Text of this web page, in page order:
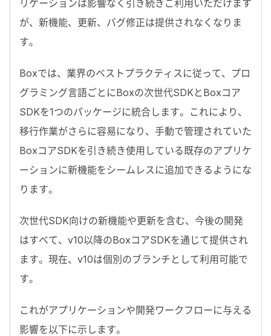
リケーションは影響なく引き続きご利用いただけます
が、新機能、更新、バグ修正は提供されなくなりま
す。
Boxでは、業界のベストプラクティスに従って、プロ
グラミング言語ごとにBoxの次世代SDKと Boxコア
SDKを1つのパッケージに統合します。これにより、
移行作業がさらに容易になり、手動で管理されていた
BoxコアSDKを引き続き使用している既存のアプリケ
ーションに新機能をシームレスに追加できるようにな
ります。
次世代SDK向けの新機能や更新を含む、今後の開発
はすべて、 v10以降のBoxコアSDKを通じて提供され
ます。現在、 v10は個別のブランチとして利用可能で
す。
これがアプリケーションや開発ワークフローに与える
影響を以下に示します。